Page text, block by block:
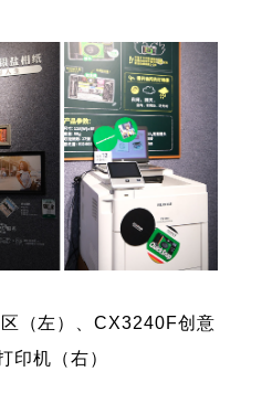
（左）、CX3240F创意
印机（右）